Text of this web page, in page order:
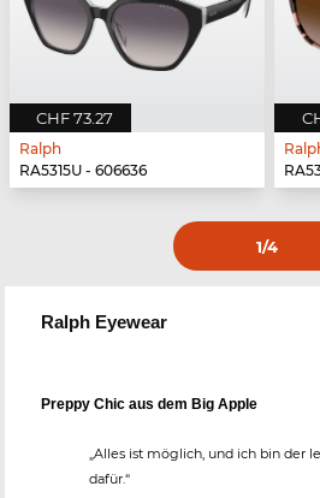
CHF 73.27
Ralph
RA5315U - 606636
1/4
Ralph Eyewear
Preppy Chic aus dem Big Apple
„Alles ist möglich, und ich bin der
dafür.“